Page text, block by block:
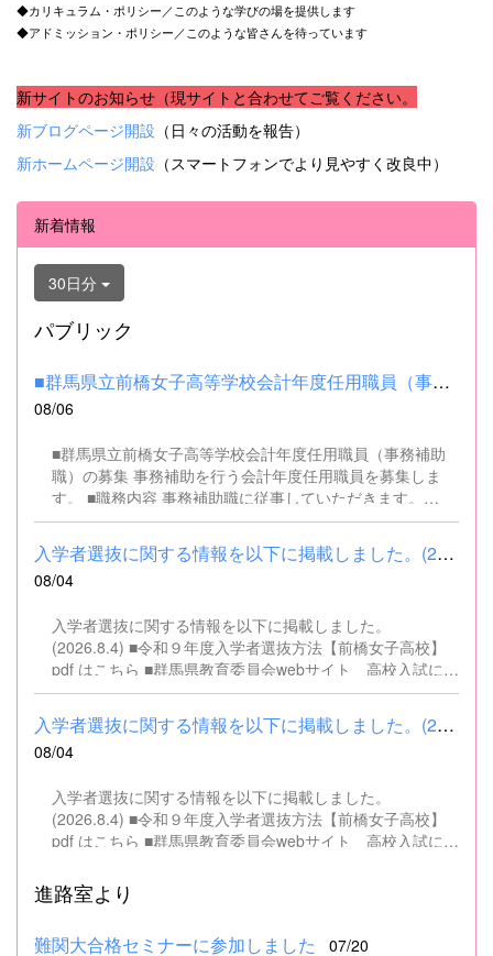
◆カリキュラム・ポリシー／このような学びの場を提供します
◆アドミッション・ポリシー／このような皆さんを待っています
新サイトのお知らせ（現サイトと合わせてご覧ください。
新ブログページ開設 （日々の活動を報告）
新ホームページ開設 （スマートフォンでより見やすく改良中）
新着情報
30日分
パブリック
■群馬県立前橋女子高等学校会計年度任用職員（事務補助職）の募集...
08/06
■群馬県立前橋女子高等学校会計年度任用職員（事務補助
職）の募集 事務補助を行う会計年度任用職員を募集しま
す。 ■職務内容 事務補助職に従事していただきます。
SSH（スーパーサイエンスハイスクール）事業にかかるパ
ソコンでの文書・資料作成、データ入力・整理事務、電話
対応、書類の整理、その他事務補助業務全般 ■募集人数 １
名 ■募集対象 以下の条件を満たしている方 基本的なパソコ
する方は、応募できませんので御了承ください。 （1）地
方公務員法第16条に該当する者（以下のいずれかに該当す
る人） ・禁錮以上の刑に処せられ、その執行を終わるまで
又は執行を受けることがなくなるまでの者 ・群馬県職員と
して懲戒免職の処分を受け、当該処分の日から2年を経過
しない者 ・人事委員会又は公平委員会の委員の職にあっ
て、地方公務員法第60条から第63条までに規定する罪を犯
政府を暴力で破壊することを主張する政党その他の団体を
結成し、又はこれに加入した者 （2）平成11年改正前の民
法の規定による準禁治産の宣告を受けている者（心...
入学者選抜に関する情報を以下に掲載しました。(2026.8.4) ■令和...
08/04
入学者選抜に関する情報を以下に掲載しました。
(2026.8.4) ■令和９年度入学者選抜方法【前橋女子高校】
pdf はこちら ■群馬県教育委員会webサイト 高校入試に関
するページはこちら
入学者選抜に関する情報を以下に掲載しました。(2026.8.4) ■令和...
08/04
入学者選抜に関する情報を以下に掲載しました。
(2026.8.4) ■令和９年度入学者選抜方法【前橋女子高校】
pdf はこちら ■群馬県教育委員会webサイト 高校入試に関
進路室より
難関大合格セミナーに参加しました 07/20